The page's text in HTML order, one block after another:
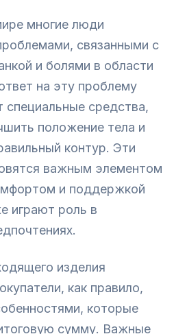
многие люди
связанными с
и болями в области
на эту проблему
средства,
положение тела и
контур. Эти
важным элементом
и поддержкой
играют роль в
изделия
как правило,
которые
сумму. Важные